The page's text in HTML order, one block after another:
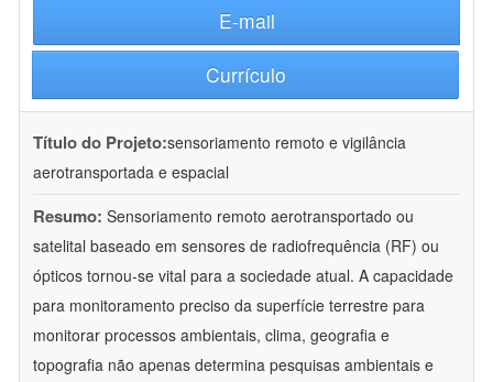
E-mail
Currículo
Título do Projeto:sensoriamento remoto e vigilância
aerotransportada e espacial
Resumo: Sensoriamento remoto aerotransportado ou
satelital baseado em sensores de radiofrequência (RF) ou
ópticos tornou-se vital para a sociedade atual. A capacidade
para monitoramento preciso da superfície terrestre para
monitorar processos ambientais, clima, geografia e
topografia não apenas determina pesquisas ambientais e